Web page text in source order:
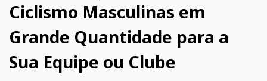
Ciclismo Masculinas em
Grande Quantidade para a
Sua Equipe ou Clube